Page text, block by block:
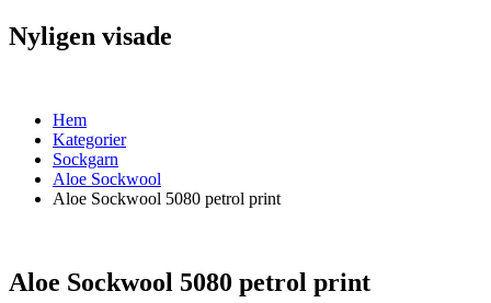
Nyligen visade
Hem
Kategorier
Sockgarn
Aloe Sockwool
Aloe Sockwool 5080 petrol print
Aloe Sockwool 5080 petrol print